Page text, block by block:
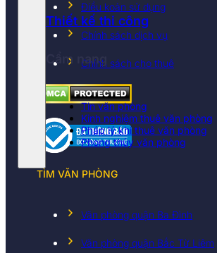
Thiết kế thi công
Cẩm nang
Tin văn phòng
Kinh nghiệm thuê văn phòng
Pháp lý khi thuê văn phòng
Phong thủy văn phòng
Điều koản sử dụng
Chính sách dịch vụ
Chính sách cho thuê
TÌM VĂN PHÒNG
Văn phòng quận Ba Đình
Văn phòng quận Bắc Từ Liêm